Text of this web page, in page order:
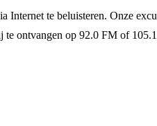
Internet te beluisteren. Onze
ontvangen op 92.0 FM of